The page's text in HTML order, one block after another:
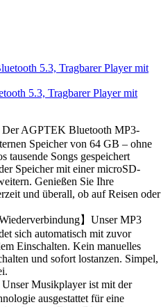
5.3, Tragbarer Player mit
Der AGPTEK Bluetooth MP3-
Speicher von 64 GB – ohne
tausende Songs gespeichert
Speicher mit einer microSD-
Genießen Sie Ihre
und überall, ob auf Reisen oder
】Unser MP3
sich automatisch mit zuvor
Einschalten. Kein manuelles
und sofort lostanzen. Simpel,
Unser Musikplayer ist mit der
ausgestattet für eine